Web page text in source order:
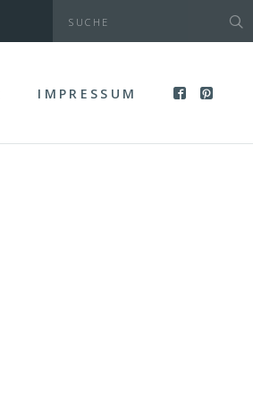
IMPRESSUM